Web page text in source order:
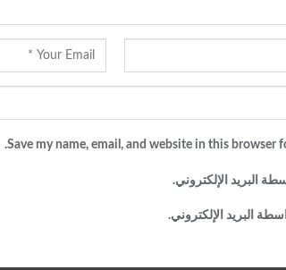
Save my name, email, and website in this browser
البريد الإلكتروني.
البريد الإلكتروني.